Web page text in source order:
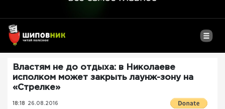
Властям не до отдыха: в Николаеве
исполком может закрыть лаунж-зону на
«Стрелке»
18:18 26.08.2016